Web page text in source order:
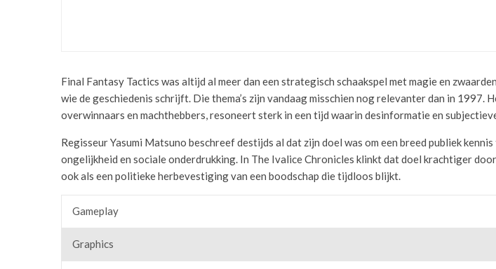
Final Fantasy Tactics was altijd al meer dan een strategisch schaakspel met magie en
wie de geschiedenis schrijft. Die thema’s zijn vandaag misschien nog relevanter dan in
overwinnaars en machthebbers, resoneert sterk in een tijd waarin desinformatie en
Regisseur Yasumi Matsuno beschreef destijds al dat zijn doel was om een breed publiek
ongelijkheid en sociale onderdrukking. In The Ivalice Chronicles klinkt dat doel krachtiger
ook als een politieke herbevestiging van een boodschap die tijdloos blijkt.
Gameplay
Graphics